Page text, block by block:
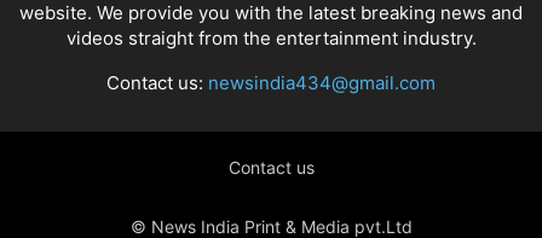
website. We provide you with the latest breaking news and
videos straight from the entertainment industry.
Contact us: newsindia434@gmail.com
Contact us
© News India Print & Media pvt.Ltd